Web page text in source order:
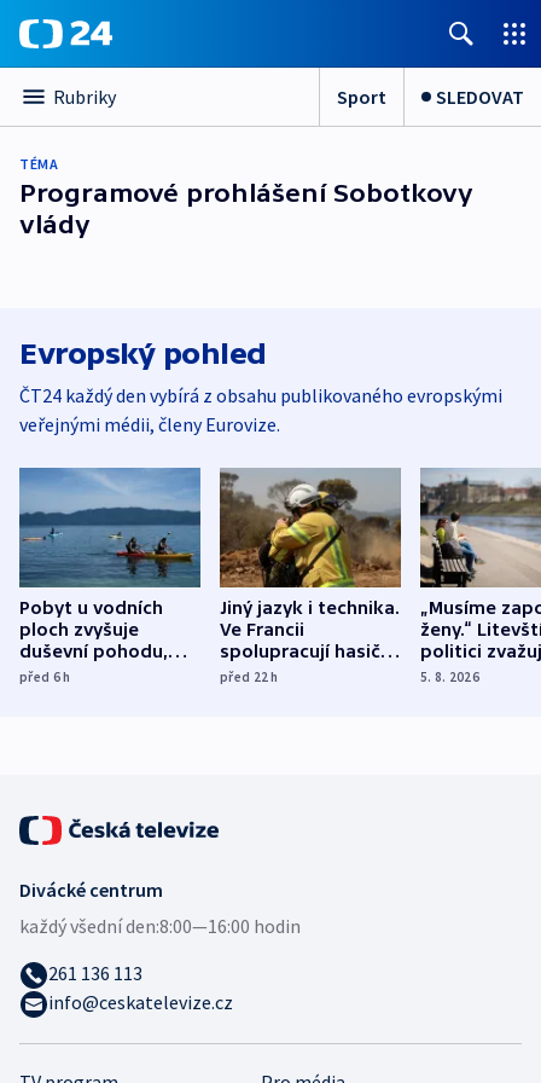
Rubriky Sport SLEDOVAT
TÉMA
Programové prohlášení Sobotkovy
vlády
Evropský pohled
ČT24 každý den vybírá z obsahu publikovaného evropskými
veřejnými médii, členy Eurovize.
Pobyt u vodních
ploch zvyšuje
duševní pohodu,
ukázala
před 6h
Jiný jazyk i technika.
Ve Francii
spolupracují hasiči z
různých zemí
před 22h
„Musíme
ženy.“
politici
dohodu o
5. 8. 2026
Divácké centrum
každý všední den:8:00—16:00 hodin
261 136 113
info@ceskatelevize.cz